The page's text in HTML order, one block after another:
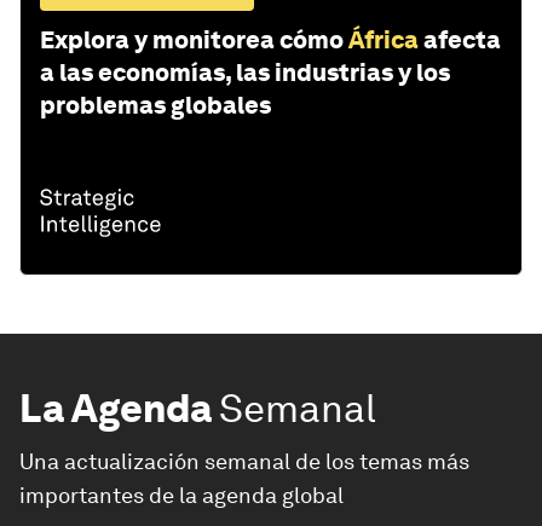
Explora y monitorea cómoÁfricaafecta
a las economías, las industrias y los
problemas globales
La AgendaSemanal
Una actualización semanal de los temas más
importantes de la agenda global